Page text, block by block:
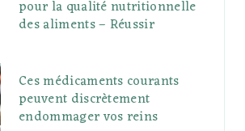
pour la qualité nutritionnelle
des aliments – Réussir
Ces médicaments courants
peuvent discrètement
endommager vos reins